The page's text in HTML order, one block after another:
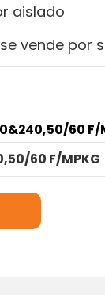
aislado
vende por
60 F/